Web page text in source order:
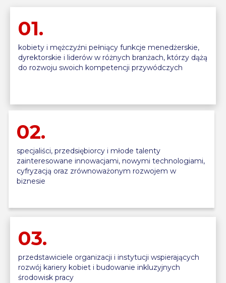
01.
kobiety i mężczyźni pełniący funkcje menedżerskie,
dyrektorskie i liderów w różnych branżach, którzy dążą
do rozwoju swoich kompetencji przywódczych
02.
specjaliści, przedsiębiorcy i młode talenty
zainteresowane innowacjami, nowymi technologiami,
cyfryzacją oraz zrównoważonym rozwojem w
biznesie
03.
przedstawiciele organizacji i instytucji wspierających
rozwój kariery kobiet i budowanie inkluzyjnych
środowisk pracy